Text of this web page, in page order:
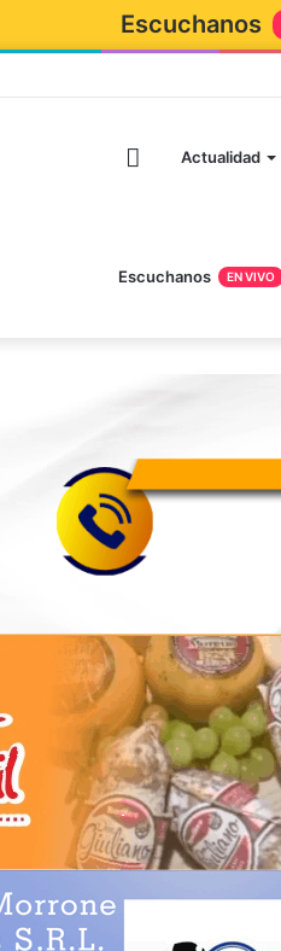
Escuchanos
Actualidad
Escuchanos EN VIVO